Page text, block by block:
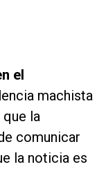
el
machista
la
comunicar
la noticia es